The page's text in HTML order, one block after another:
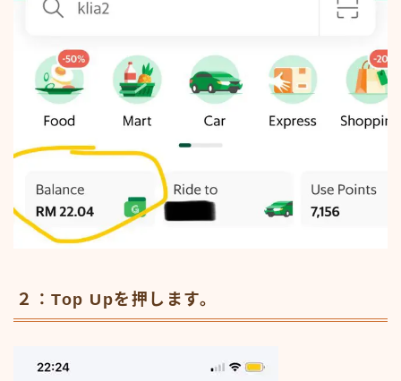
２：Top Upを押します。